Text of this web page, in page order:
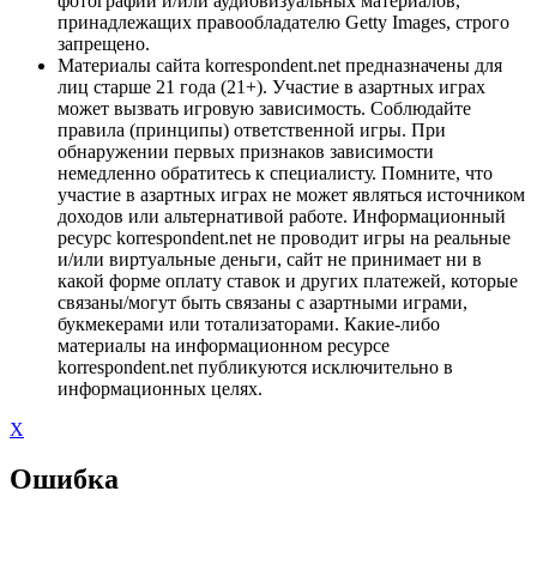
принадлежащих правообладателю Getty Images, строго
запрещено.
Материалы сайта korrespondent.net предназначены для
лиц старше 21 года (21+). Участие в азартных играх
может вызвать игровую зависимость. Соблюдайте
правила (принципы) ответственной игры. При
обнаружении первых признаков зависимости
немедленно обратитесь к специалисту. Помните, что
участие в азартных играх не может являться источником
доходов или альтернативой работе. Информационный
ресурс korrespondent.net не проводит игры на реальные
и/или виртуальные деньги, сайт не принимает ни в
какой форме оплату ставок и других платежей, которые
связаны/могут быть связаны с азартными играми,
букмекерами или тотализаторами. Какие-либо
материалы на информационном ресурсе
korrespondent.net публикуются исключительно в
информационных целях.
X
Ошибка